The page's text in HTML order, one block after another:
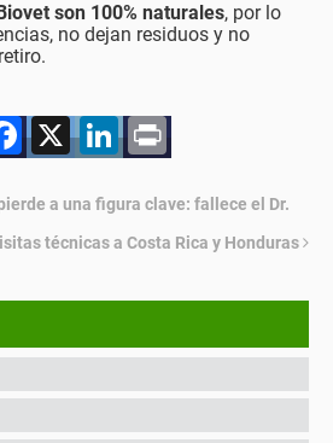
son 100% naturales, por lo
no dejan residuos y no
Facebook
X LinkedIn
Print
a una figura clave: fallece el Dr.
técnicas a Costa Rica y Honduras